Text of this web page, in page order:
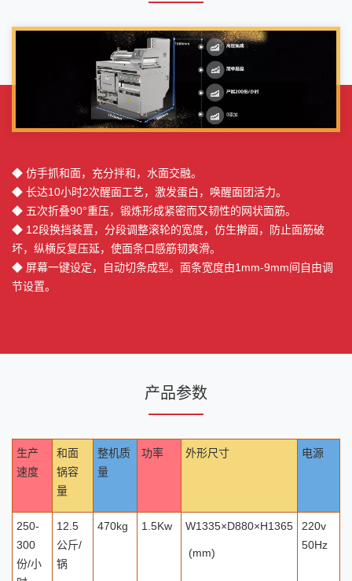
◆ 仿手抓和面，充分拌和，水面交融。
◆ 长达10小时2次醒面工艺，激发蛋白，唤醒面团活力。
◆ 五次折叠90°重压，锻炼形成紧密而又韧性的网状面筋。
◆ 12段换挡装置，分段调整滚轮的宽度，仿生擀面，防止面筋破
坏，纵横反复压延，使面条口感筋韧爽滑。
◆ 屏幕一键设定，自动切条成型。面条宽度由1mm-9mm间自由调
节设置。
产品参数
生产
速度
和面
锅容
量
整机质
量
功率 外形尺寸 电源
250-
300
份/小
12.5
公斤/
锅
470kg 1.5Kw W1335×D880×H1365
(mm)
220v
50Hz